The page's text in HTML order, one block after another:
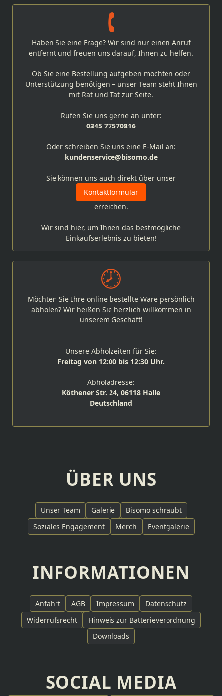
Haben Sie eine Frage? Wir sind nur einen Anruf
entfernt und freuen uns darauf, Ihnen zu helfen.
Ob Sie eine Bestellung aufgeben möchten oder
Unterstützung benötigen – unser Team steht Ihnen
mit Rat und Tat zur Seite.
Rufen Sie uns gerne an unter:
0345 77570816
Oder schreiben Sie uns eine E-Mail an:
kundenservice@bisomo.de
Sie können uns auch direkt über unser
Kontaktformular
erreichen.
Wir sind hier, um Ihnen das bestmögliche
Einkaufserlebnis zu bieten!
Möchten Sie Ihre online bestellte Ware persönlich
abholen? Wir heißen Sie herzlich willkommen in
unserem Geschäft!
Unsere Abholzeiten für Sie:
Freitag von 12:00 bis 12:30 Uhr.
Abholadresse:
Köthener Str. 24, 06118 Halle
Deutschland
ÜBER UNS
Unser Team Galerie
Bisomo schraubt
Soziales Engagement
Merch Eventgalerie
INFORMATIONEN
Anfahrt AGB Impressum
Datenschutz
Widerrufsrecht
Hinweis zur Batterieverordnung
Downloads
SOCIAL MEDIA